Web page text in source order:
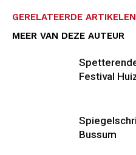
GERELATEERDE ARTIKELEN
MEER VAN DEZE AUTEUR
Festival
Bussum